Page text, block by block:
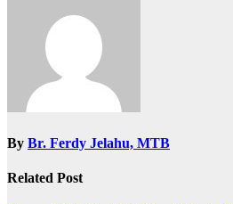
By Br. Ferdy Jelahu, MTB
Related Post